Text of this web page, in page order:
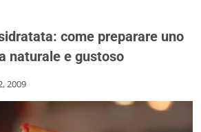
come preparare uno
naturale e gustoso
2009